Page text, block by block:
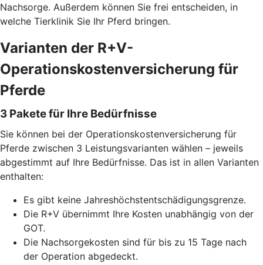
Nachsorge. Außerdem können Sie frei entscheiden, in
welche Tierklinik Sie Ihr Pferd bringen.
Varianten der R+V-
Operationskostenversicherung für
Pferde
3 Pakete für Ihre Bedürfnisse
Sie können bei der Operationskostenversicherung für
Pferde zwischen 3 Leistungsvarianten wählen – jeweils
abgestimmt auf Ihre Bedürfnisse. Das ist in allen Varianten
enthalten:
Es gibt keine Jahreshöchstentschädigungsgrenze.
Die R+V übernimmt Ihre Kosten unabhängig von der
GOT.
Die Nachsorgekosten sind für bis zu 15 Tage nach
der Operation abgedeckt.